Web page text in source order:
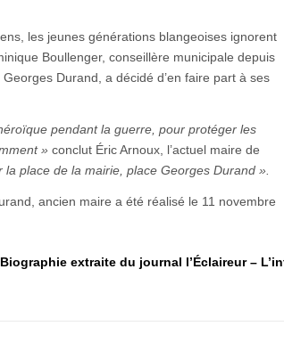
les jeunes générations blangeoises ignorent
Boullenger, conseillère municipale depuis
Durand, a décidé d’en faire part à ses
pendant la guerre, pour protéger les
» conclut Éric Arnoux, l’actuel maire de
la place de la mairie, place Georges Durand ».
ancien maire a été réalisé le 11 novembre
Biographie extraite du journal l’Éclaireur –